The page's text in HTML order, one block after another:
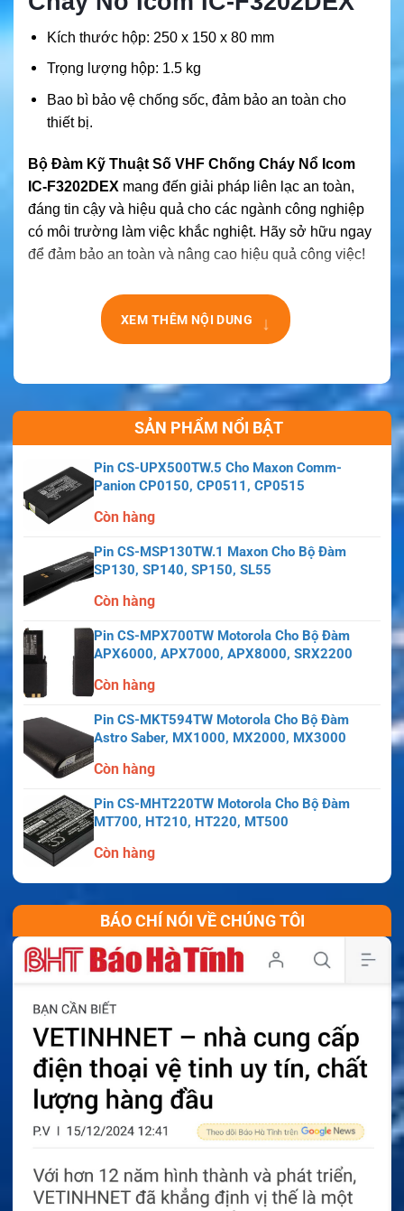
Kích thước hộp: 250 x 150 x 80 mm
Trọng lượng hộp: 1.5 kg
Bao bì bảo vệ chống sốc, đảm bảo an toàn cho
thiết bị.
Bộ Đàm Kỹ Thuật Số VHF Chống Cháy Nổ Icom
IC-F3202DEX mang đến giải pháp liên lạc an toàn,
đáng tin cậy và hiệu quả cho các ngành công nghiệp
có môi trường làm việc khắc nghiệt. Hãy sở hữu ngay
để đảm bảo an toàn và nâng cao hiệu quả công việc!
XEM THÊM NỘI DUNG ↓
SẢN PHẨM NỔI BẬT
Pin CS-UPX500TW.5 Cho Maxon Comm-
Panion CP0150, CP0511, CP0515
Còn hàng
Pin CS-MSP130TW.1 Maxon Cho Bộ Đàm
SP130, SP140, SP150, SL55
Còn hàng
Pin CS-MPX700TW Motorola Cho Bộ Đàm
APX6000, APX7000, APX8000, SRX2200
Còn hàng
Pin CS-MKT594TW Motorola Cho Bộ Đàm
Astro Saber, MX1000, MX2000, MX3000
Còn hàng
Pin CS-MHT220TW Motorola Cho Bộ Đàm
MT700, HT210, HT220, MT500
Còn hàng
BÁO CHÍ NÓI VỀ CHÚNG TÔI